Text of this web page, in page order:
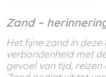
Zand –
Het fijne zand in
verbondenheid met
gevoel van tijd, reizen